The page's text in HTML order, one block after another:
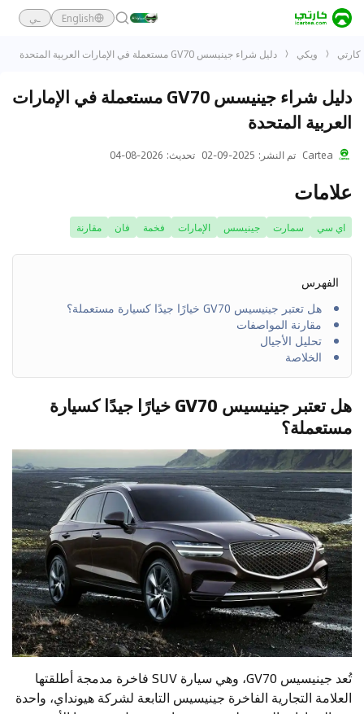
English ـي
كارتي ويكي دليل شراء جينيسس GV70 مستعملة في الإمارات العربية المتحدة
دليل شراء جينيسس GV70 مستعملة في الإمارات
العربية المتحدة
Cartea تم النشر :
2025-09-02 تحديث:
2026-08-04
علامات
اي سي سمارت جينيسس الإمارات فخمة فان مقارنة
الفهرس
هل تعتبر جينيسيس GV70 خيارًا جيدًا كسيارة مستعملة؟
مقارنة المواصفات
تحليل الأجيال
الخلاصة
هل تعتبر جينيسيس GV70 خيارًا جيدًا كسيارة
مستعملة؟
تُعد جينيسيس GV70، وهي سيارة SUV فاخرة مدمجة أطلقتها
العلامة التجارية الفاخرة جينيسيس التابعة لشركة هيونداي، واحدة